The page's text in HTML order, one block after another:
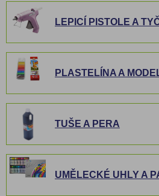
LEPICÍ PISTOLE A
PLASTELÍNA A
TUŠE A PERA
UMĚLECKÉ UHLY A